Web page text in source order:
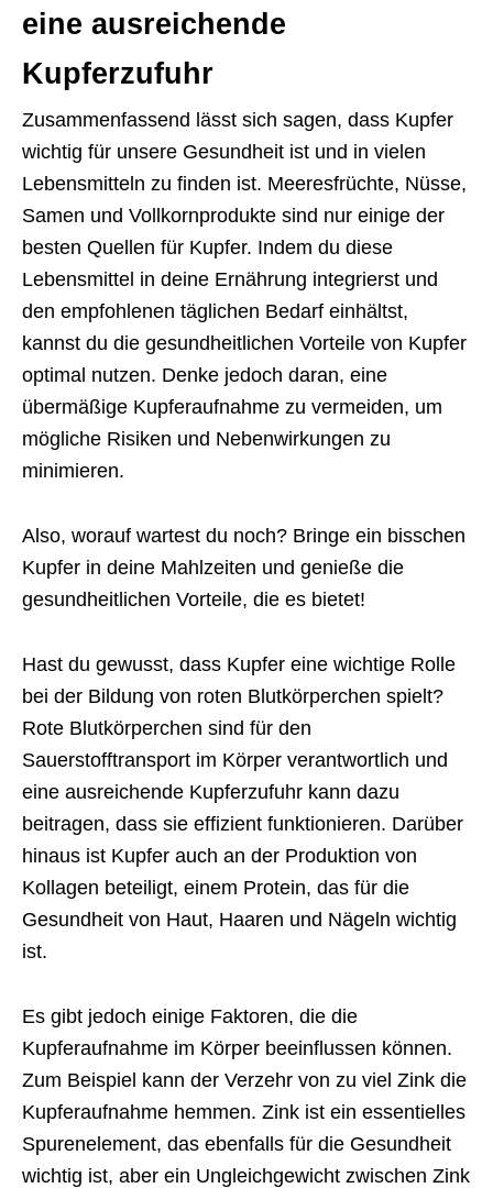
eine ausreichende
Kupferzufuhr
Zusammenfassend lässt sich sagen, dass Kupfer
wichtig für unsere Gesundheit ist und in vielen
Lebensmitteln zu finden ist. Meeresfrüchte, Nüsse,
Samen und Vollkornprodukte sind nur einige der
besten Quellen für Kupfer. Indem du diese
Lebensmittel in deine Ernährung integrierst und
den empfohlenen täglichen Bedarf einhältst,
kannst du die gesundheitlichen Vorteile von Kupfer
optimal nutzen. Denke jedoch daran, eine
übermäßige Kupferaufnahme zu vermeiden, um
mögliche Risiken und Nebenwirkungen zu
minimieren.
Also, worauf wartest du noch? Bringe ein bisschen
Kupfer in deine Mahlzeiten und genieße die
gesundheitlichen Vorteile, die es bietet!
Hast du gewusst, dass Kupfer eine wichtige Rolle
bei der Bildung von roten Blutkörperchen spielt?
Rote Blutkörperchen sind für den
Sauerstofftransport im Körper verantwortlich und
eine ausreichende Kupferzufuhr kann dazu
beitragen, dass sie effizient funktionieren. Darüber
hinaus ist Kupfer auch an der Produktion von
Kollagen beteiligt, einem Protein, das für die
Gesundheit von Haut, Haaren und Nägeln wichtig
ist.
Es gibt jedoch einige Faktoren, die die
Kupferaufnahme im Körper beeinflussen können.
Zum Beispiel kann der Verzehr von zu viel Zink die
Kupferaufnahme hemmen. Zink ist ein essentielles
Spurenelement, das ebenfalls für die Gesundheit
wichtig ist, aber ein Ungleichgewicht zwischen Zink